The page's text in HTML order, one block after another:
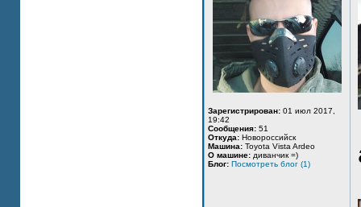
Зарегистрирован: 01 июл 2017,
19:42
Сообщения: 51
Откуда: Новороссийск
Машина: Toyota Vista Ardeo
О машине: диванчик =)
Блог: Посмотреть блог (1)